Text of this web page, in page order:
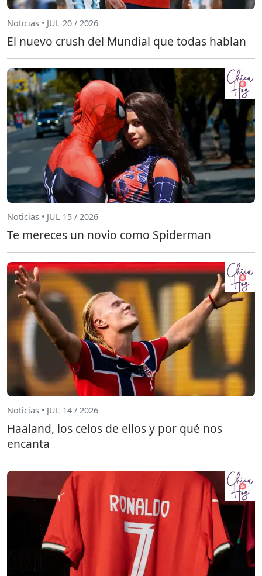
Noticias • JUL 20 / 2026
El nuevo crush del Mundial que todas hablan
Noticias • JUL 15 / 2026
Te mereces un novio como Spiderman
Noticias • JUL 14 / 2026
Haaland, los celos de ellos y por qué nos
encanta